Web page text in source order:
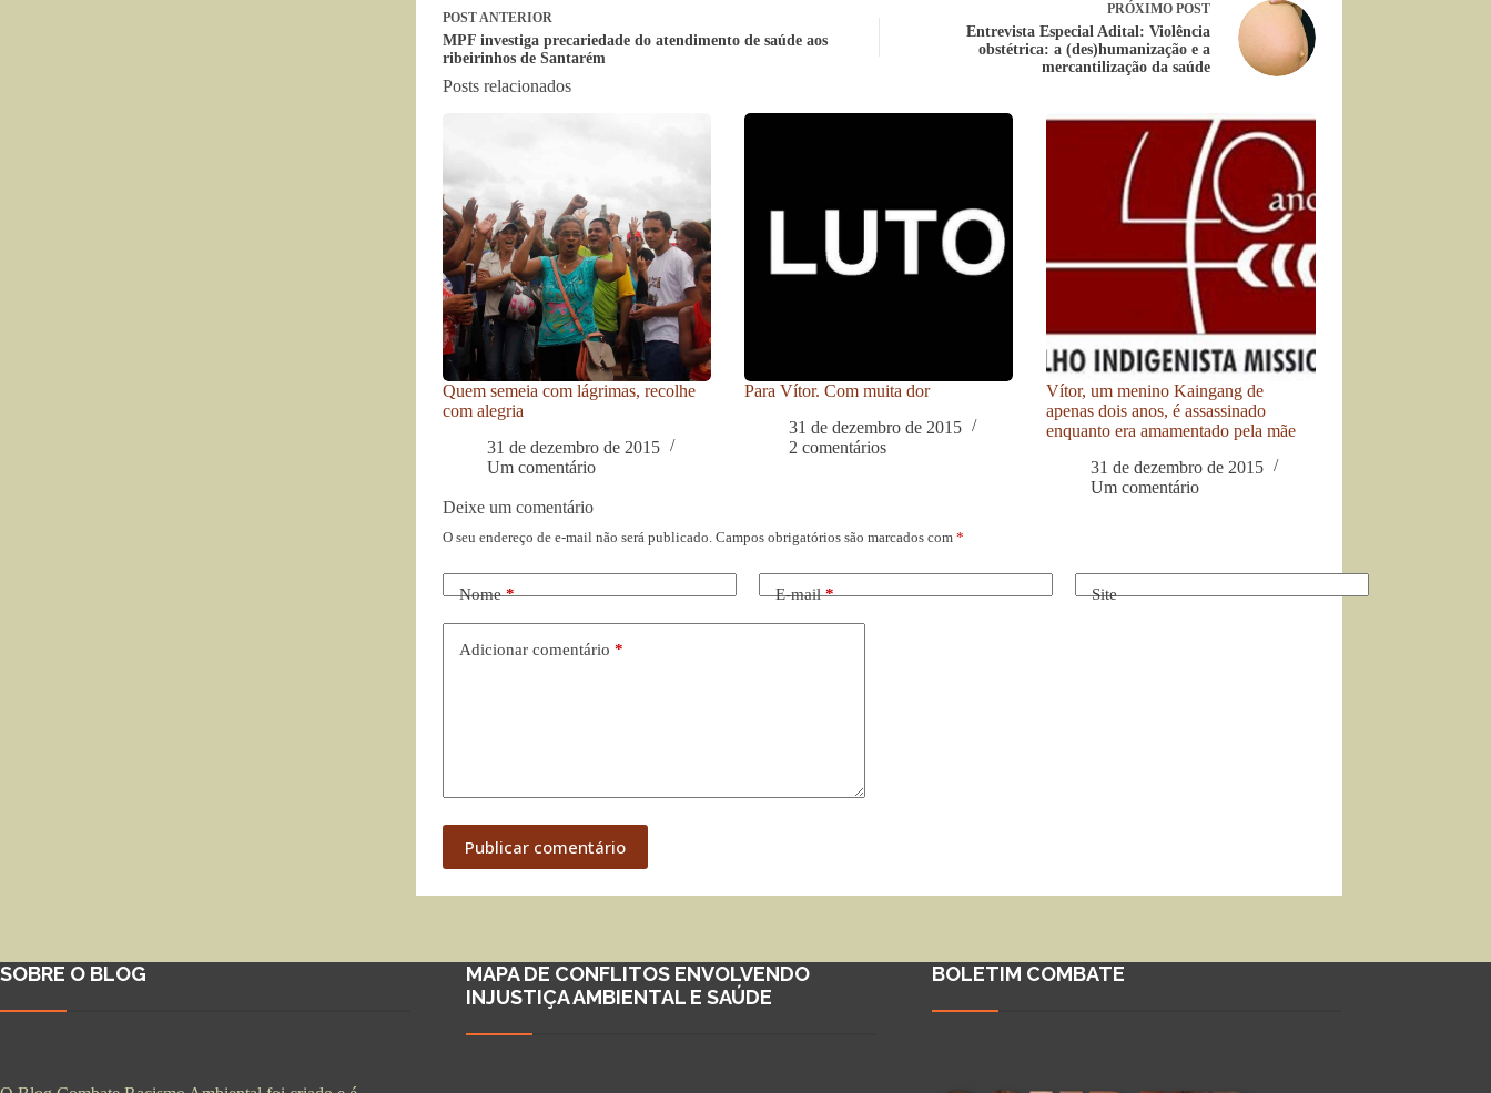
POSTANTERIOR
MPF investiga precariedade do atendimento de saúde aos
ribeirinhos de Santarém
PRÓXIMO POST
Entrevista Especial Adital: Violência
obstétrica: a (des)humanização e a
mercantilização da saúde
Posts relacionados
Quem semeia com lágrimas, recolhe
com alegria
31 de dezembro de 2015
Um comentário
Para Vítor. Com muita dor
31 de dezembro de 2015
2 comentários
Vítor, um menino Kaingang de
apenas dois anos, é assassinado
enquanto era amamentado pela mãe
31 de dezembro de 2015
Um comentário
Deixe um comentário
O seu endereço de e-mail não será publicado. Campos obrigatórios são marcados com *
Nome* E-mail* Site
Adicionar comentário *
Publicar comentário
SOBRE O BLOG
MAPA DE CONFLITOS ENVOLVENDO
INJUSTIÇA AMBIENTAL E SAÚDE
BOLETIM COMBATE